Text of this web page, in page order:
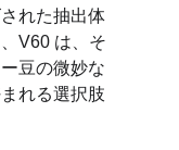
れた抽出体
V60 は、そ
豆の微妙な
れる選択肢